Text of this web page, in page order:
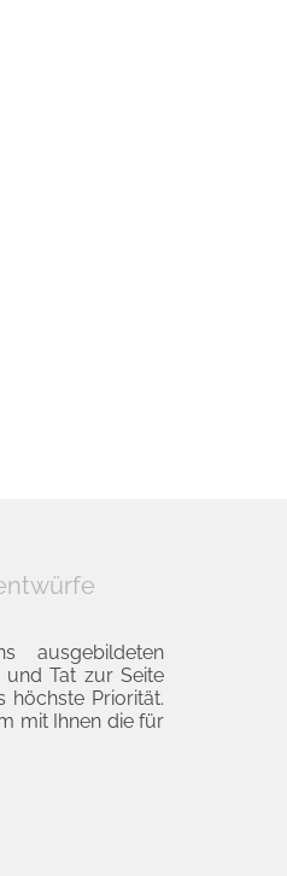
ausgebildeten
und Tat zur Seite
höchste Priorität.
mit Ihnen die für